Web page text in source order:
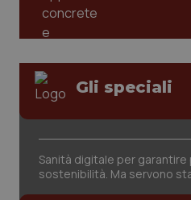
Gli speciali
Sanità digitale per garantire
sostenibilità. Ma servono
_ga